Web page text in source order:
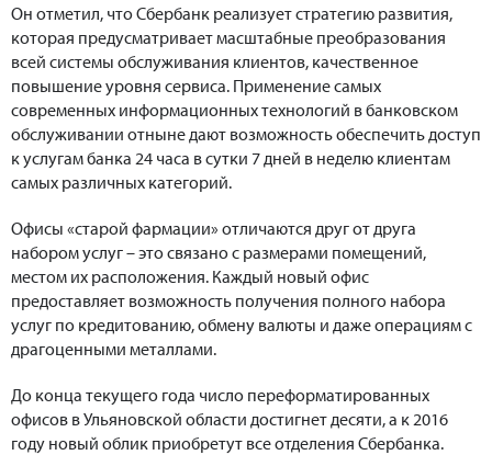
Он отметил, что Сбербанк реализует стратегию развития,
которая предусматривает масштабные преобразования
всей системы обслуживания клиентов, качественное
повышение уровня сервиса. Применение самых
современных информационных технологий в банковском
обслуживании отныне дают возможность обеспечить доступ
к услугам банка 24 часа в сутки 7 дней в неделю клиентам
самых различных категорий.
Офисы «старой фармации» отличаются друг от друга
набором услуг – это связано с размерами помещений,
местом их расположения. Каждый новый офис
предоставляет возможность получения полного набора
услуг по кредитованию, обмену валюты и даже операциям с
драгоценными металлами.
До конца текущего года число переформатированных
офисов в Ульяновской области достигнет десяти, а к 2016
году новый облик приобретут все отделения Сбербанка.